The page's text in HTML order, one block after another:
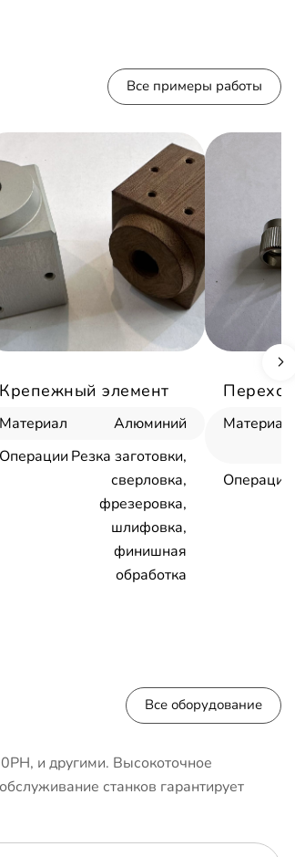
Все примеры работы
Крепежный элемент
Материал
Алюминий
Операции Резка заготовки,
сверловка,
фрезеровка,
шлифовка,
финишная
обработка
Материал
Операции
Все оборудование
и другими. Высокоточное
станков гарантирует